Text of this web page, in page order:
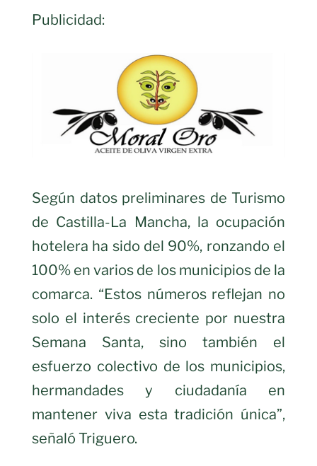
Publicidad:
Según datos preliminares de Turismo
de Castilla-La Mancha, la ocupación
hotelera ha sido del 90%, ronzando el
100% en varios de los municipios de la
comarca. “Estos números reflejan no
solo el interés creciente por nuestra
Semana Santa, sino también el
esfuerzo colectivo de los municipios,
hermandades y ciudadanía en
mantener viva esta tradición única”,
señaló Triguero.